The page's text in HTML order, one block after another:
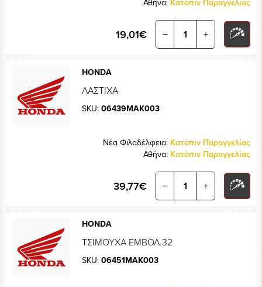
19,01€ − +
HONDA
ΛΑΣΤΙΧΑ
SKU: 06439MAK003
Νέα Φιλαδέλφεια: Κατόπιν Παραγγελίας
Αθήνα: Κατόπιν Παραγγελίας
39,77€ − +
HONDA
ΤΣΙΜΟΥΧΑ ΕΜΒΟΛ.32
SKU: 06451MAK003